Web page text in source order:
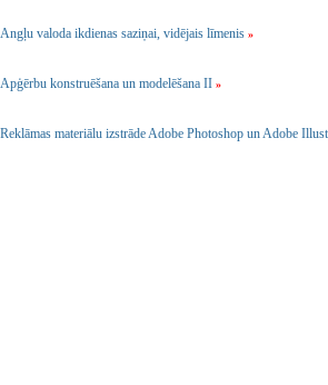
Angļu valoda ikdienas saziņai, vidējais līmenis »
Apģērbu konstruēšana un modelēšana II »
Reklāmas materiālu izstrāde Adobe Photoshop un Adobe